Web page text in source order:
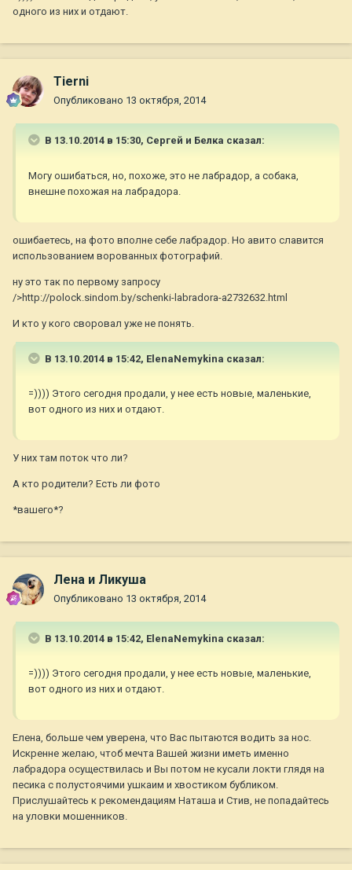
одного из них и отдают.
Tierni
Опубликовано 13 октября, 2014
В 13.10.2014 в 15:30, Сергей и Белка сказал:
Могу ошибаться, но, похоже, это не лабрадор, а собака,
внешне похожая на лабрадора.
ошибаетесь, на фото вполне себе лабрадор. Но авито славится
использованием ворованных фотографий.
ну это так по первому запросу
/>http://polock.sindom.by/schenki-labradora-a2732632.html
И кто у кого своровал уже не понять.
В 13.10.2014 в 15:42, ElenaNemykina сказал:
=)))) Этого сегодня продали, у нее есть новые, маленькие,
вот одного из них и отдают.
У них там поток что ли?
А кто родители? Есть ли фото
*вашего*?
Лена и Ликуша
Опубликовано 13 октября, 2014
В 13.10.2014 в 15:42, ElenaNemykina сказал:
=)))) Этого сегодня продали, у нее есть новые, маленькие,
вот одного из них и отдают.
Елена, больше чем уверена, что Вас пытаются водить за нос.
Искренне желаю, чтоб мечта Вашей жизни иметь именно
лабрадора осуществилась и Вы потом не кусали локти глядя на
песика с полустоячими ушкаим и хвостиком бубликом.
Прислушайтесь к рекомендациям Наташа и Стив, не попадайтесь
на уловки мошенников.